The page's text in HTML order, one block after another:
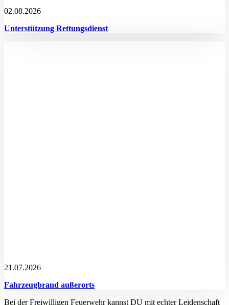
02.08.2026
Unterstützung Rettungsdienst
21.07.2026
Fahrzeugbrand außerorts
Bei der Freiwilligen Feuerwehr kannst DU mit echter Leidenschaft